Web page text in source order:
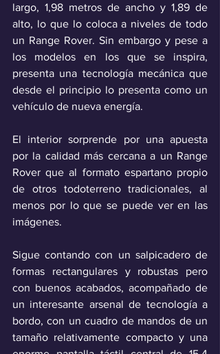
largo, 1,98 metros de ancho y 1,89 de
alto, lo que lo coloca a niveles de todo
un Range Rover. Sin embargo y pese a
los modelos en los que se inspira,
presenta una tecnología mecánica que
desde el principio lo presenta como un
vehículo de nueva energía.
El interior sorprende por una apuesta
por la calidad más cercana a un Range
Rover que al formato espartano propio
de otros todoterreno tradicionales, al
menos por lo que se puede ver en las
imágenes.
Sigue contando con un salpicadero de
formas rectangulares y robustas pero
con buenos acabados, acompañado de
un interesante arsenal de tecnología a
bordo, con un cuadro de mandos de un
tamaño relativamente compacto y una